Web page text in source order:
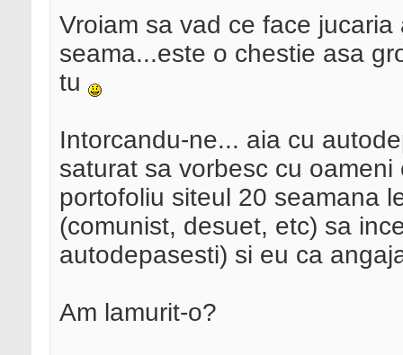
Vroiam sa vad ce face
seama...este o chestie asa
tu
Intorcandu-ne... aia cu
saturat sa vorbesc cu
portofoliu siteul 20 seamana
(comunist, desuet, etc) sa
autodepasesti) si eu ca
Am lamurit-o?